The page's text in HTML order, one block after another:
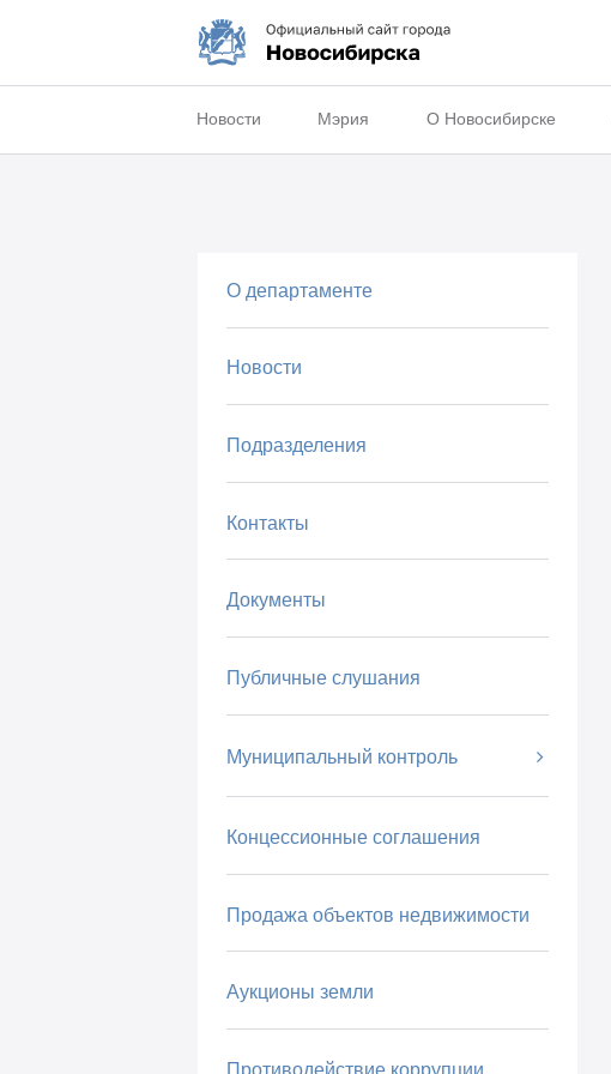
Новости Мэрия О Новосибирске
О департаменте
Новости
Подразделения
Контакты
Документы
Публичные слушания
Муниципальный контроль
Концессионные соглашения
Продажа объектов недвижимости
Аукционы земли
Противодействие коррупции